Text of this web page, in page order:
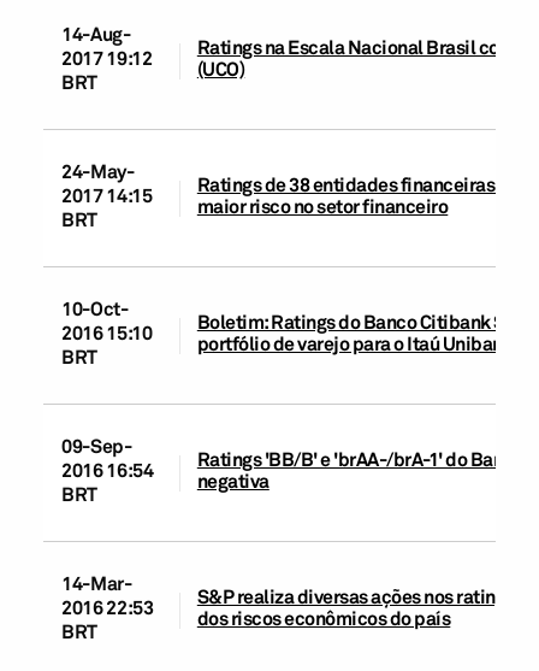
14-Aug-
2017 19:12
BRT
Ratings na Escala Nacional Brasil
(UCO)
24-May-
2017 14:15
BRT
Ratings de 38 entidades financeiras
maior risco no setor financeiro
10-Oct-
2016 15:10
BRT
Boletim: Ratings do Banco Citibank S.A.
portfólio de varejo para o Itaú Unibanco
09-Sep-
2016 16:54
BRT
Ratings 'BB/B' e 'brAA-/brA-1' do
negativa
14-Mar-
2016 22:53
BRT
S&P realiza diversas ações nos ratings
dos riscos econômicos do país